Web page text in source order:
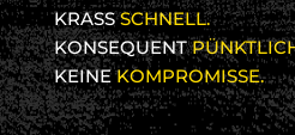
KRASSSCHNELL.
KONSEQUENT
KEINEKOMPROMISSE.